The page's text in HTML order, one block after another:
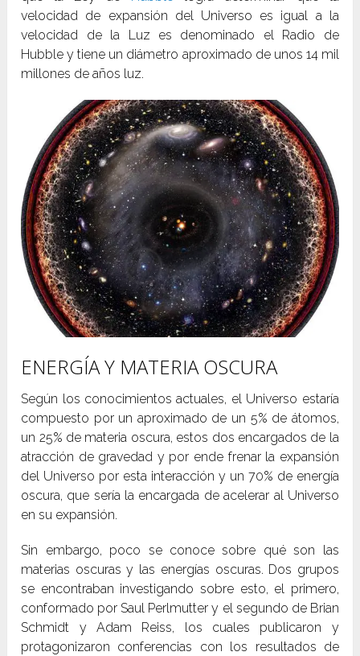
velocidad de expansión del Universo es igual a la
velocidad de la Luz es denominado el Radio de
Hubble y tiene un diámetro aproximado de unos 14 mil
millones de años luz.
ENERGÍA Y MATERIA OSCURA
Según los conocimientos actuales, el Universo estaría
compuesto por un aproximado de un 5% de átomos,
un 25% de materia oscura, estos dos encargados de la
atracción de gravedad y por ende frenar la expansión
del Universo por esta interacción y un 70% de energía
oscura, que sería la encargada de acelerar al Universo
en su expansión.
Sin embargo, poco se conoce sobre qué son las
materias oscuras y las energías oscuras. Dos grupos
se encontraban investigando sobre esto, el primero,
conformado por Saul Perlmutter y el segundo de Brian
Schmidt y Adam Reiss, los cuales publicaron y
protagonizaron conferencias con los resultados de